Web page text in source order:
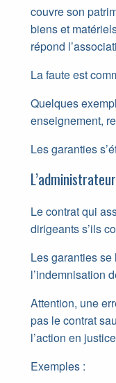
couvre son
biens et
répond
La faute est
Quelques
enseignement,
Les garanties
L’administrateur
Le contrat qui
dirigeants s’ils
Les garanties
l’indemnisation
Attention, une
pas le contrat
l’action en
Exemples :